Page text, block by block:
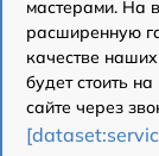
мастерами. На
расширенную
качестве
будет стоить
сайте через